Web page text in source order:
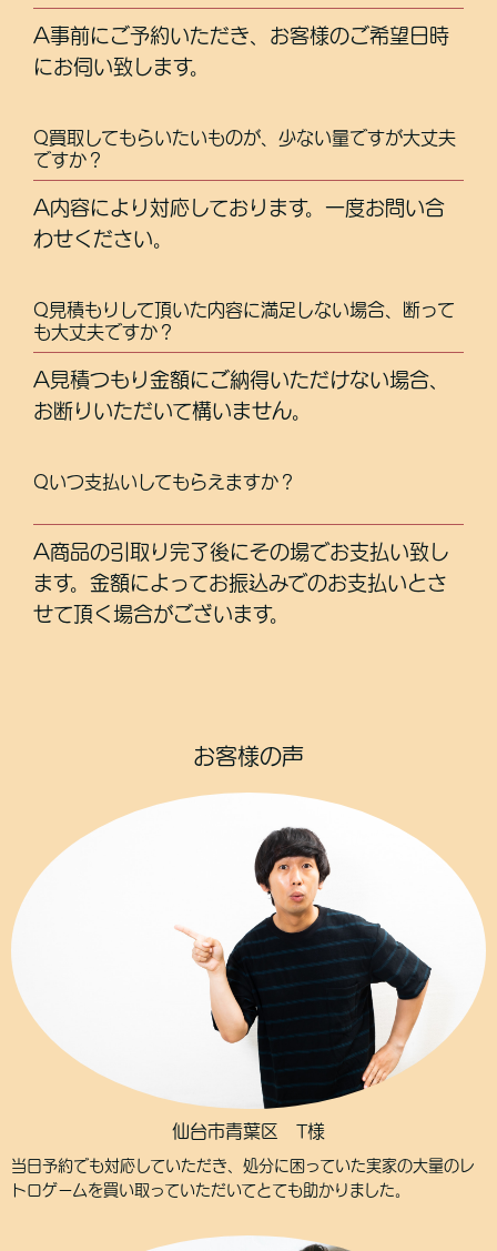
A事前にご予約いただき、お客様のご希望日時
にお伺い致します。
Q買取してもらいたいものが、少ない量ですが大丈夫
ですか？
A内容により対応しております。一度お問い合
わせください。
Q見積もりして頂いた内容に満足しない場合、断って
も大丈夫ですか？
A見積つもり金額にご納得いただけない場合、
お断りいただいて構いません。
Qいつ支払いしてもらえますか？
A商品の引取り完了後にその場でお支払い致し
ます。金額によってお振込みでのお支払いとさ
せて頂く場合がございます。
お客様の声
仙台市青葉区 T様
当日予約でも対応していただき、処分に困っていた実家の大量のレ
トロゲームを買い取っていただいてとても助かりました。